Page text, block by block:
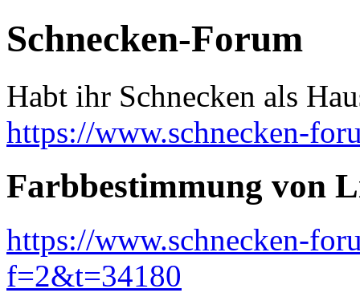
Schnecken-Forum
Habt ihr Schnecken als
https://www.schnecken-
Farbbestimmung von
https://www.schnecken-
f=2&t=34180